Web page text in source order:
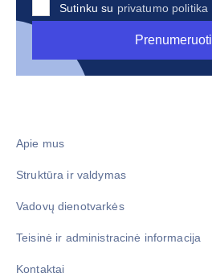
Sutinku su privatumo politika
Prenumeruoti
Apie mus
Struktūra ir valdymas
Vadovų dienotvarkės
Teisinė ir administracinė informacija
Kontaktai